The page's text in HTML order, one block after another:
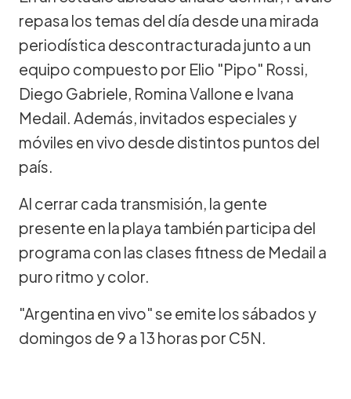
repasa los temas del día desde una mirada
periodística descontracturada junto a un
equipo compuesto por Elio "Pipo" Rossi,
Diego Gabriele, Romina Vallone e Ivana
Medail. Además, invitados especiales y
móviles en vivo desde distintos puntos del
país.
Al cerrar cada transmisión, la gente
presente en la playa también participa del
programa con las clases fitness de Medail a
puro ritmo y color.
"Argentina en vivo" se emite los sábados y
domingos de 9 a 13 horas por C5N.